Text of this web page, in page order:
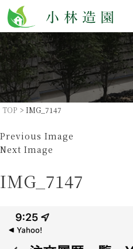
TOP >IMG_7147
Previous Image
Next Image
IMG_7147